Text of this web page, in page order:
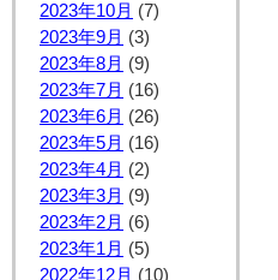
2023年10月 (7)
2023年9月 (3)
2023年8月 (9)
2023年7月 (16)
2023年6月 (26)
2023年5月 (16)
2023年4月 (2)
2023年3月 (9)
2023年2月 (6)
2023年1月 (5)
2022年12月 (10)